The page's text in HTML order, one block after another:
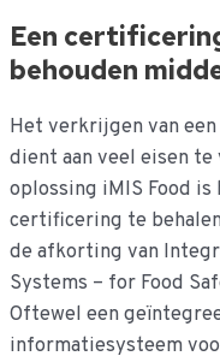
Een
behouden
Het verkrijgen van
dient aan veel eisen
oplossing iMIS Food
certificering te
de afkorting van
Systems – for Food
Oftewel een
informatiesysteem